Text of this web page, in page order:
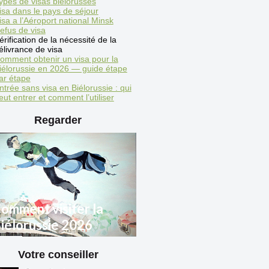
dans le pays de séjour
a l’Aéroport national Minsk
de visa
de la nécessité de la
de visa
obtenir un visa pour la
en 2026 — guide étape
étape
sans visa en Biélorussie : qui
entrer et comment l’utiliser
Regarder
visiter la
2026
d'entrée en
Votre conseiller